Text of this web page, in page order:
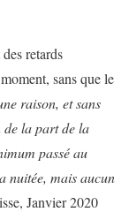
retards
sans que le
raison, et sans
de la part de la
passé au
nuitée, mais aucun
Janvier 2020